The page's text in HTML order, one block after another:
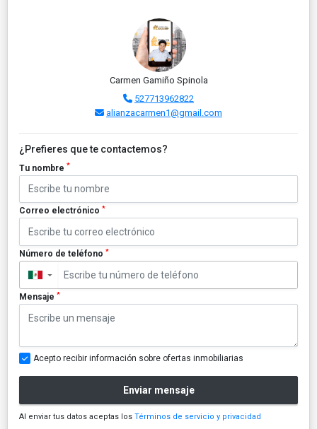
Carmen Gamiño Spinola
527713962822
alianzacarmen1@gmail.com
¿Prefieres que te contactemos?
Tu nombre *
Correo electrónico *
Número de teléfono *
▼
Mensaje *
Acepto recibir información sobre ofertas inmobiliarias
Enviar mensaje
Al enviar tus datos aceptas los Términos de servicio y privacidad